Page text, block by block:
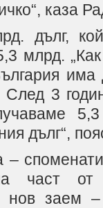
каза
дълг,
млрд.
3
дълг“,
–
част
нов заем –